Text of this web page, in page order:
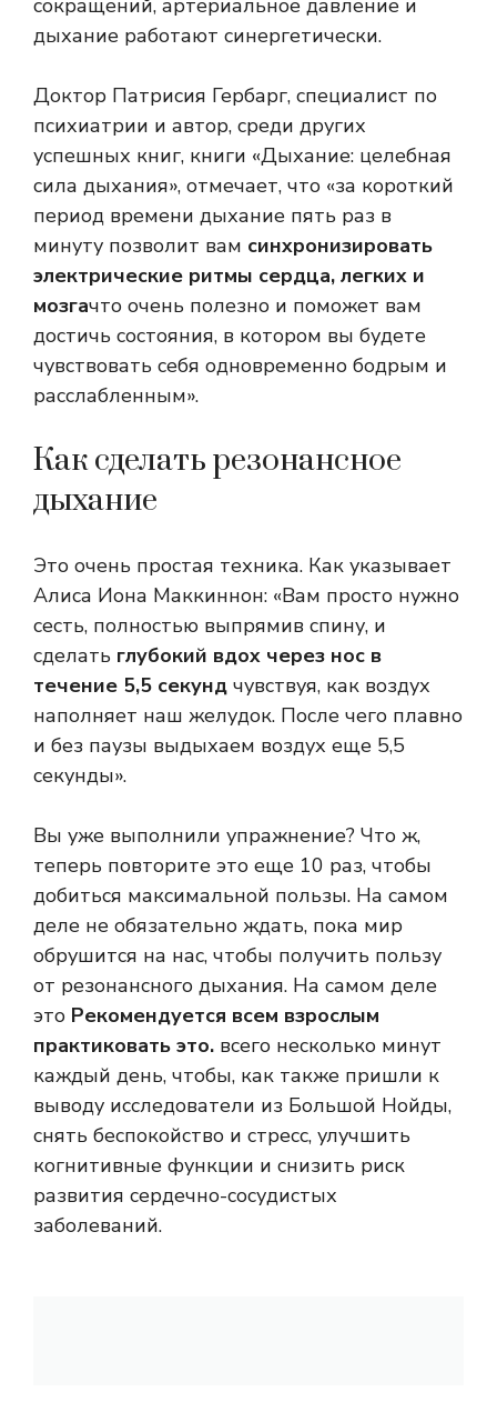
сокращений, артериальное давление и
дыхание работают синергетически.
Доктор Патрисия Гербарг, специалист по
психиатрии и автор, среди других
успешных книг, книги «Дыхание: целебная
сила дыхания», отмечает, что «за короткий
период времени дыхание пять раз в
минуту позволит вам синхронизировать
электрические ритмы сердца, легких и
мозгачто очень полезно и поможет вам
достичь состояния, в котором вы будете
чувствовать себя одновременно бодрым и
расслабленным».
Как сделать резонансное
дыхание
Это очень простая техника. Как указывает
Алиса Иона Маккиннон: «Вам просто нужно
сесть, полностью выпрямив спину, и
сделать глубокий вдох через нос в
течение 5,5 секунд чувствуя, как воздух
наполняет наш желудок. После чего плавно
и без паузы выдыхаем воздух еще 5,5
секунды».
Вы уже выполнили упражнение? Что ж,
теперь повторите это еще 10 раз, чтобы
добиться максимальной пользы. На самом
деле не обязательно ждать, пока мир
обрушится на нас, чтобы получить пользу
от резонансного дыхания. На самом деле
это Рекомендуется всем взрослым
практиковать это. всего несколько минут
каждый день, чтобы, как также пришли к
выводу исследователи из Большой Нойды,
снять беспокойство и стресс, улучшить
когнитивные функции и снизить риск
развития сердечно-сосудистых
заболеваний.